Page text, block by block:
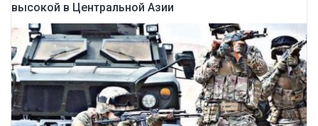
высокой в Центральной Азии